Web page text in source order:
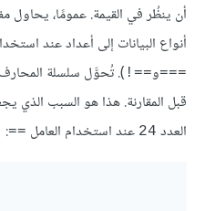
أن ينظُر في القيمة. عمومًا،
أنواع البيانات إلى أعداد عند
===و==! ). تُحوَّل سلسلة المحارف
قبل المقارنة. هذا هو السبب الذي
العدد 24 عند استخدام العامل ==
: